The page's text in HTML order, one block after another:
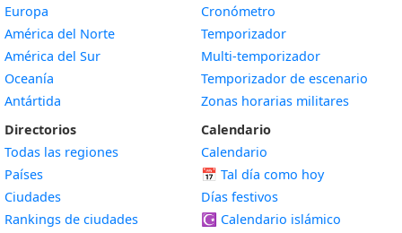
Europa
América del Norte
América del Sur
Oceanía
Antártida
Directorios
Todas las regiones
Países
Ciudades
Rankings de ciudades
Cronómetro
Temporizador
Multi-temporizador
Temporizador de escenario
Zonas horarias militares
Calendario
Calendario
📅 Tal día como hoy
Días festivos
☪️ Calendario islámico